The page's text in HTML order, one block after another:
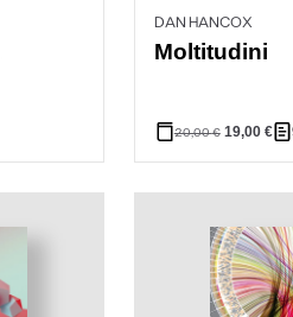
DAN HANCOX
Moltitudini
20,00€ 19,00 €